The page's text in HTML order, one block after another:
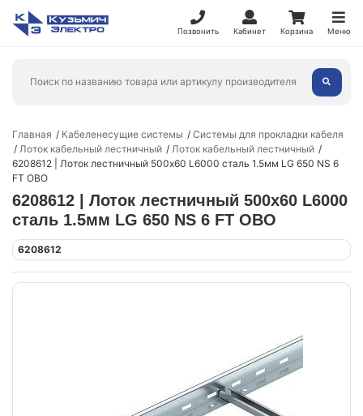
Позвонить Кабинет Корзина Меню
Главная Кабеленесущие системы
Системы для прокладки кабеля
Лоток кабельный лестничный
Лоток кабельный лестничный
6208612 | Лоток лестничный 500х60 L6000 сталь 1.5мм LG 650 NS 6
FT OBO
6208612 | Лоток лестничный 500х60 L6000
сталь 1.5мм LG 650 NS 6 FT OBO
6208612